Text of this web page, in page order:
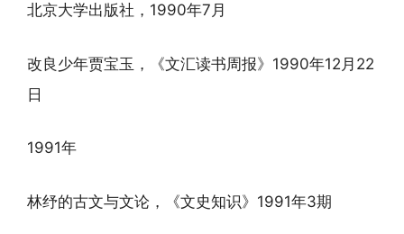
北京大学出版社，1990年7月
改良少年贾宝玉，《文汇读书周报》1990年12月22
日
1991年
林纾的古文与文论，《文史知识》1991年3期